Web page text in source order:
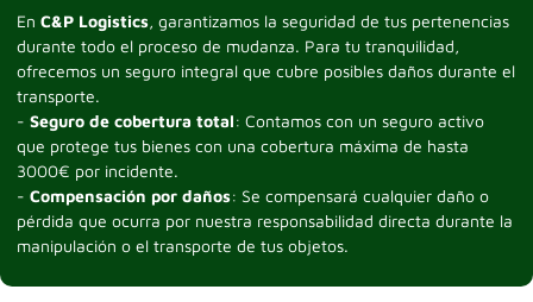
En C&P Logistics, garantizamos la seguridad de tus pertenencias
durante todo el proceso de mudanza. Para tu tranquilidad,
ofrecemos un seguro integral que cubre posibles daños durante el
transporte.
- Seguro de cobertura total: Contamos con un seguro activo
que protege tus bienes con una cobertura máxima de hasta
3000€ por incidente.
- Compensación por daños: Se compensará cualquier daño o
pérdida que ocurra por nuestra responsabilidad directa durante la
manipulación o el transporte de tus objetos.